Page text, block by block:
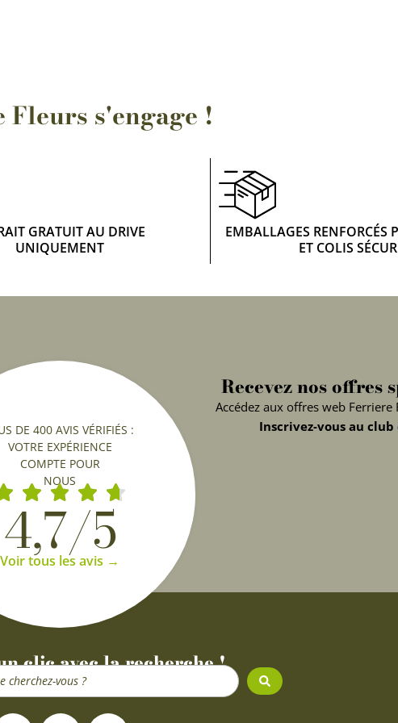
Bulbes du Potager
s'engage !
GRATUIT AU DRIVE
UNIQUEMENT
EMBALLAGES RENFORCÉS
ET COLIS
DE 400 AVIS VÉRIFIÉS :
VOTRE EXPÉRIENCE
COMPTE POUR
NOUS
4,7/5
Voir tous les avis →
Recevez nos offres
Accédez aux offres web
Inscrivez-vous au
clic avec la recherche !